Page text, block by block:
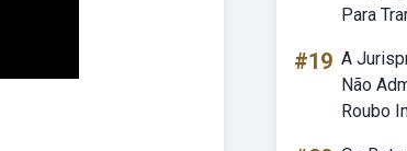
Para
#19 A
Não
Roubo